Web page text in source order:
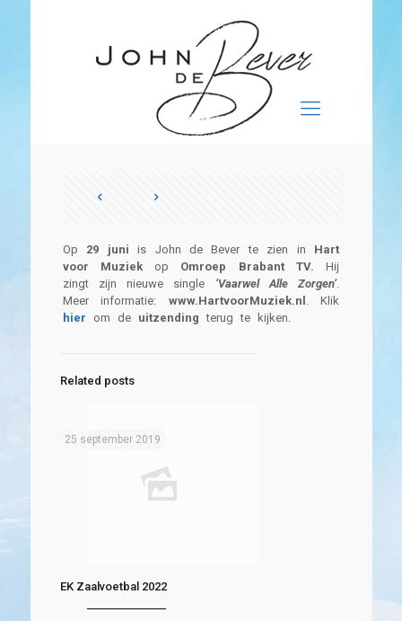
Op 29 juni is John de Bever te zien in Hart
voor Muziekop Omroep Brabant TV. Hij
zingt zijn nieuwe single ‘Vaarwel Alle Zorgen’.
Meer informatie: www.HartvoorMuziek.nl . Klik
hier
om de uitzending terug te kijken.
Related posts
25 september 2019
EK Zaalvoetbal 2022